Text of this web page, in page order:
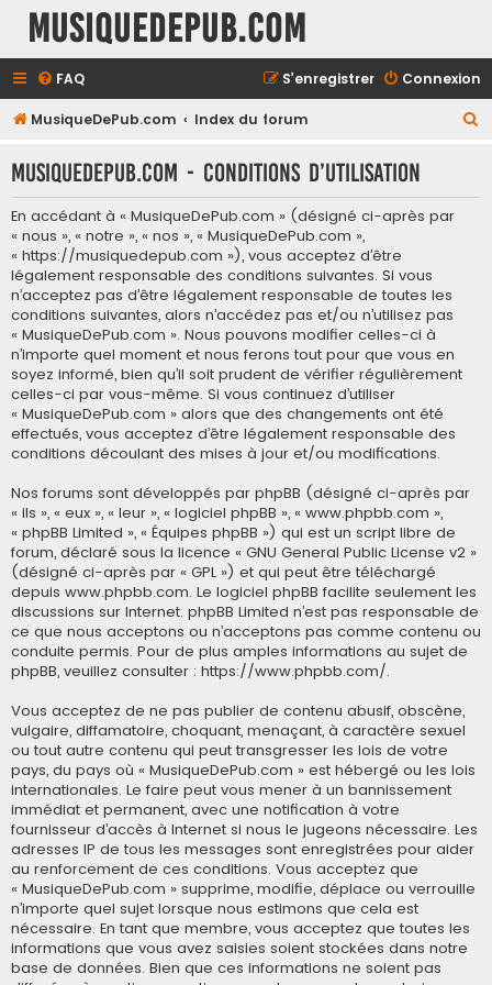
MusiqueDePub.com
FAQ Connexion
S’enregistrer
MusiqueDePub.com Index du forum
h
MusiqueDePub.com - Conditions d’utilisation
En accédant à « MusiqueDePub.com » (désigné ci-après par
« nous », « notre », « nos », « MusiqueDePub.com »,
« https://musiquedepub.com »), vous acceptez d’être
légalement responsable des conditions suivantes. Si vous
n’acceptez pas d’être légalement responsable de toutes les
conditions suivantes, alors n’accédez pas et/ou n’utilisez pas
« MusiqueDePub.com ». Nous pouvons modifier celles-ci à
n’importe quel moment et nous ferons tout pour que vous en
soyez informé, bien qu’il soit prudent de vérifier régulièrement
celles-ci par vous-même. Si vous continuez d’utiliser
« MusiqueDePub.com » alors que des changements ont été
effectués, vous acceptez d’être légalement responsable des
conditions découlant des mises à jour et/ou modifications.
Nos forums sont développés par phpBB (désigné ci-après par
« ils », « eux », « leur », « logiciel phpBB », « www.phpbb.com »,
« phpBB Limited », « Équipes phpBB ») qui est un script libre de
forum, déclaré sous la licence « GNU General Public License v2 »
(désigné ci-après par « GPL ») et qui peut être téléchargé
depuis www.phpbb.com. Le logiciel phpBB facilite seulement les
discussions sur Internet. phpBB Limited n’est pas responsable de
ce que nous acceptons ou n’acceptons pas comme contenu ou
conduite permis. Pour de plus amples informations au sujet de
phpBB, veuillez consulter : https://www.phpbb.com/.
Vous acceptez de ne pas publier de contenu abusif, obscène,
vulgaire, diffamatoire, choquant, menaçant, à caractère sexuel
ou tout autre contenu qui peut transgresser les lois de votre
pays, du pays où « MusiqueDePub.com » est hébergé ou les lois
internationales. Le faire peut vous mener à un bannissement
immédiat et permanent, avec une notification à votre
fournisseur d’accès à Internet si nous le jugeons nécessaire. Les
adresses IP de tous les messages sont enregistrées pour aider
au renforcement de ces conditions. Vous acceptez que
« MusiqueDePub.com » supprime, modifie, déplace ou verrouille
n’importe quel sujet lorsque nous estimons que cela est
nécessaire. En tant que membre, vous acceptez que toutes les
informations que vous avez saisies soient stockées dans notre
base de données. Bien que ces informations ne soient pas